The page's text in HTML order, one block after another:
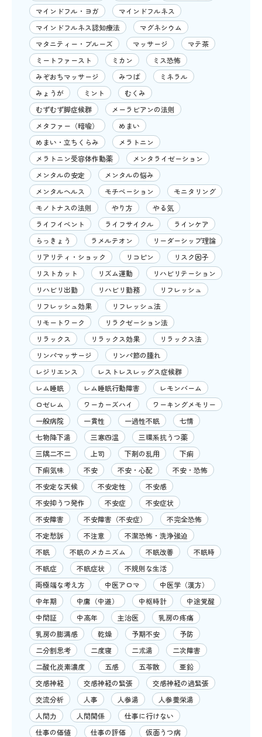
マインドフル・ヨガ
マインドフルネス
マインドフルネス認知療法
マグネシウム
マタニティー・ブルーズ
マッサージ
マテ茶
ミートファースト
ミカン
ミス恐怖
みぞおちマッサージ
みつば
ミネラル
みょうが
ミント
むくみ
むずむず脚症候群
メーラビアンの法則
メタファー（暗喩）
めまい
めまい・立ちくらみ
メラトニン
メラトニン受容体作動薬
メンタライゼーション
メンタルの安定
メンタルの悩み
メンタルヘルス
モチベーション
モニタリング
モノトナスの法則
やり方
やる気
ライフイベント
ライフサイクル
ラインケア
らっきょう
ラメルテオン
リーダーシップ理論
リアリティ・ショック
リコピン
リスク因子
リストカット
リズム運動
リハビリテーション
リハビリ出勤
リハビリ勤務
リフレッシュ
リフレッシュ効果
リフレッシュ法
リモートワーク
リラクゼーション法
リラックス
リラックス効果
リラックス法
リンパマッサージ
リンパ節の腫れ
レジリエンス
レストレスレッグス症候群
レム睡眠
レム睡眠行動障害
レモンバーム
ロゼレム
ワーカーズハイ
ワーキングメモリー
一般病院
一貫性 一過性不眠
七情
七物降下湯
三寒四温
三環系抗うつ薬
三隅二不二
上司 下剤の乱用
下痢
下痢気味
不安 不安・心配
不安・恐怖
不安定な天候
不安定性
不安感
不安抑うつ発作
不安症
不安症状
不安障害
不安障害（不安症）
不完全恐怖
不定愁訴
不注意
不潔恐怖・洗浄強迫
不眠
不眠のメカニズム 不眠改善
不眠時
不眠症
不眠症状
不規則な生活
両極端な考え方
中医アロマ
中医学（漢方）
中年期
中庸（中道） 中枢時計
中途覚醒
中間証
中高年 主治医
乳房の疼痛
乳房の膨満感
乾燥 予期不安
予防
二分割思考
二度寝 二朮湯
二次障害
二酸化炭素濃度
五感 五苓散
亜鉛
交感神経
交感神経の緊張
交感神経の過緊張
交流分析
人事 人参湯
人参養栄湯
人間力
人間関係
仕事に行けない
仕事の価値
仕事の評価 仮面うつ病